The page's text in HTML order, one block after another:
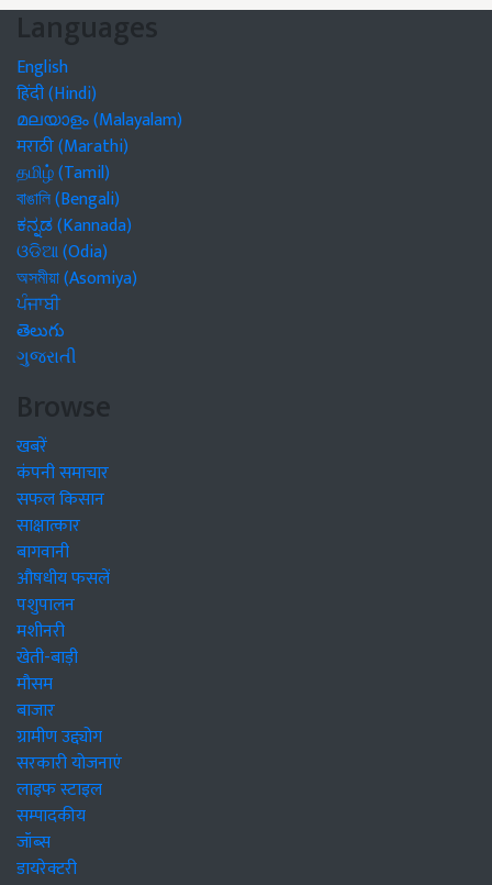
Languages
English
हिंदी (Hindi)
മലയാളം (Malayalam)
मराठी (Marathi)
தமிழ் (Tamil)
বাঙালি (Bengali)
ಕನ್ನಡ (Kannada)
ଓଡିଆ (Odia)
অসমীয়া (Asomiya)
ਪੰਜਾਬੀ
తెలుగు
ગુજરાતી
Browse
खबरें
कंपनी समाचार
सफल किसान
साक्षात्कार
बागवानी
औषधीय फसलें
पशुपालन
मशीनरी
खेती-बाड़ी
मौसम
बाजार
ग्रामीण उद्द्योग
सरकारी योजनाएं
लाइफ स्टाइल
सम्पादकीय
जॉब्स
डायरेक्टरी